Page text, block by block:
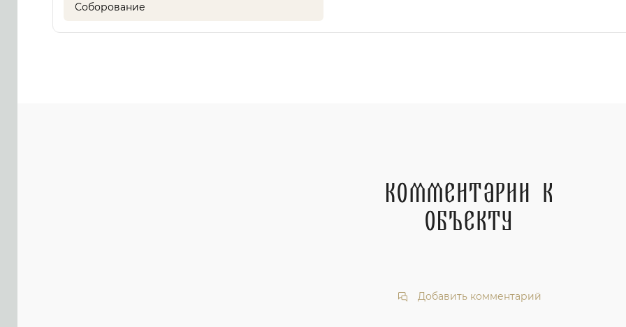
Соборование
Комментарии к
объекту
Добавить комментарий